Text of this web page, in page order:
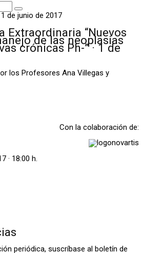
1 de junio de 2017
Extraordinaria “Nuevos
de las neoplasias
crónicas Ph-” · 1 de
los Profesores Ana Villegas y
Con la colaboración de:
· 18:00 h.
periódica, suscríbase al boletín de